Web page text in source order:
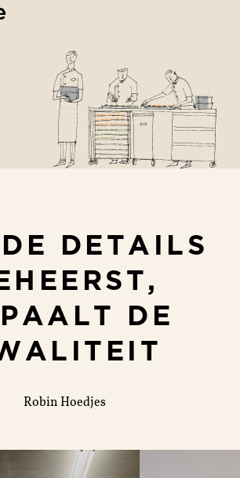
DE DETAILS
DE
Robin Hoedjes